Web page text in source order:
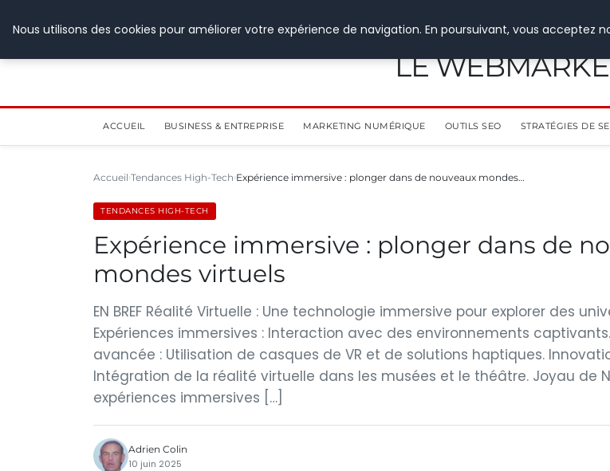
LE
ACCUEIL BUSINESS & ENTREPRISE MARKETING NUMÉRIQUE OUTILS SEO STRATÉGIES DE
Accueil Tendances High-Tech Expérience immersive : plonger dans de nouveaux mondes…
TENDANCES HIGH-TECH
Expérience immersive : plonger dans de
mondes virtuels
EN BREF Réalité Virtuelle : Une technologie immersive pour explorer des
Expériences immersives : Interaction avec des environnements
avancée : Utilisation de casques de VR et de solutions haptiques.
Intégration de la réalité virtuelle dans les musées et le théâtre. Joyau de
expériences immersives […]
Adrien Colin
10 juin 2025
Nous utilisons des cookies pour améliorer votre expérience de navigation. En poursuivant, vous acceptez